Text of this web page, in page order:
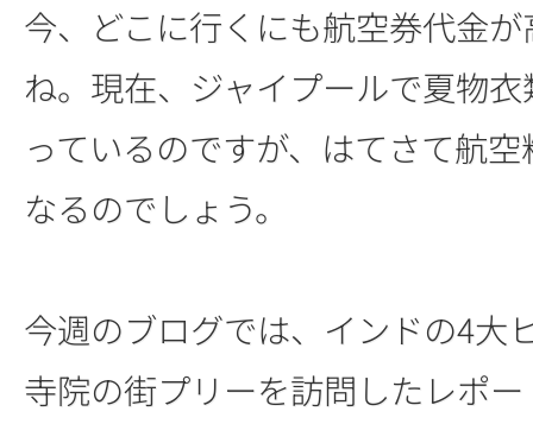
今、どこに行くにも航空券代金
ね。現在、ジャイプールで夏物
っているのですが、はてさて航
なるのでしょう。
今週のブログでは、インドの4大
寺院の街プリーを訪問したレポ